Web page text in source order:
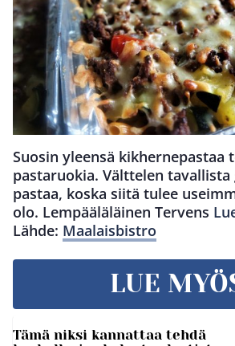
Suosin yleensä kikhernepastaa
pastaruokia. Välttelen
pastaa, koska siitä tulee
olo. Lempääläläinen Tervens
Lähde: Maalaisbistro
LUE
Tämä niksi kannattaa tehdä